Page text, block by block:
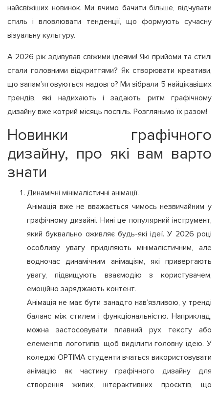
найсвіжіших новинок. Ми вчимо бачити більше, відчувати
стиль і вловлювати тенденції, що формують сучасну
візуальну культуру.
А 2026 рік здивував свіжими ідеями! Які прийоми та стилі
стали головними відкриттями? Як створювати креативи,
що запам’ятовуються надовго? Ми зібрали 5 найцікавіших
трендів, які надихають і задають ритм графічному
дизайну вже котрий місяць поспіль. Розгляньмо їх разом!
Новинки графічного
дизайну, про які вам варто
знати
Динамічні мінімалістичні анімації.
Анімація вже не вважається чимось незвичайним у
графічному дизайні. Нині це популярний інструмент,
який буквально оживляє будь-які ідеї. У 2026 році
особливу увагу приділяють мінімалістичним, але
водночас динамічним анімаціям, які привертають
увагу, підвищують взаємодію з користувачем,
емоційно заряджають контент.
Анімація не має бути занадто нав’язливою, у тренді
баланс між стилем і функціональністю. Наприклад,
можна застосовувати плавний рух тексту або
елементів логотипів, щоб виділити головну ідею. У
коледжі OPTIMA студенти вчаться використовувати
анімацію як частину графічного дизайну для
створення живих, інтерактивних проєктів, що